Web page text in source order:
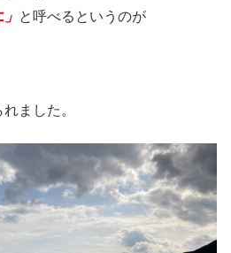
と呼べるというのが
ました。